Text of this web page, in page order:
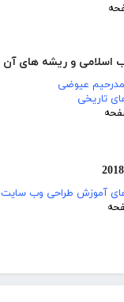
اسلامی و ریشه های آن
عیوضی
تاریخی
آموزش طراحی وب سایت